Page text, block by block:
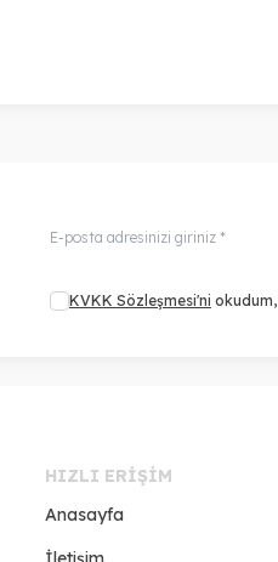
KVKK Sözleşmesi'ni
HIZLI ERIŞIM
Anasayfa